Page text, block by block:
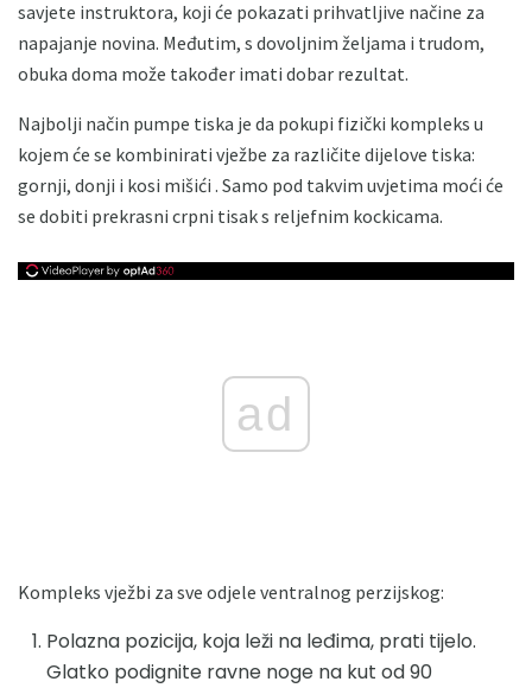
savjete instruktora, koji će pokazati prihvatljive načine za
napajanje novina. Međutim, s dovoljnim željama i trudom,
obuka doma može također imati dobar rezultat.
Najbolji način pumpe tiska je da pokupi fizički kompleks u
kojem će se kombinirati vježbe za različite dijelove tiska:
gornji, donji i kosi mišići . Samo pod takvim uvjetima moći će
se dobiti prekrasni crpni tisak s reljefnim kockicama.
ad
Kompleks vježbi za sve odjele ventralnog perzijskog:
Polazna pozicija, koja leži na leđima, prati tijelo.
Glatko podignite ravne noge na kut od 90